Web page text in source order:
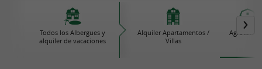
Todos los Albergues y
alquiler de vacaciones
Alquiler Apartamentos /
Villas